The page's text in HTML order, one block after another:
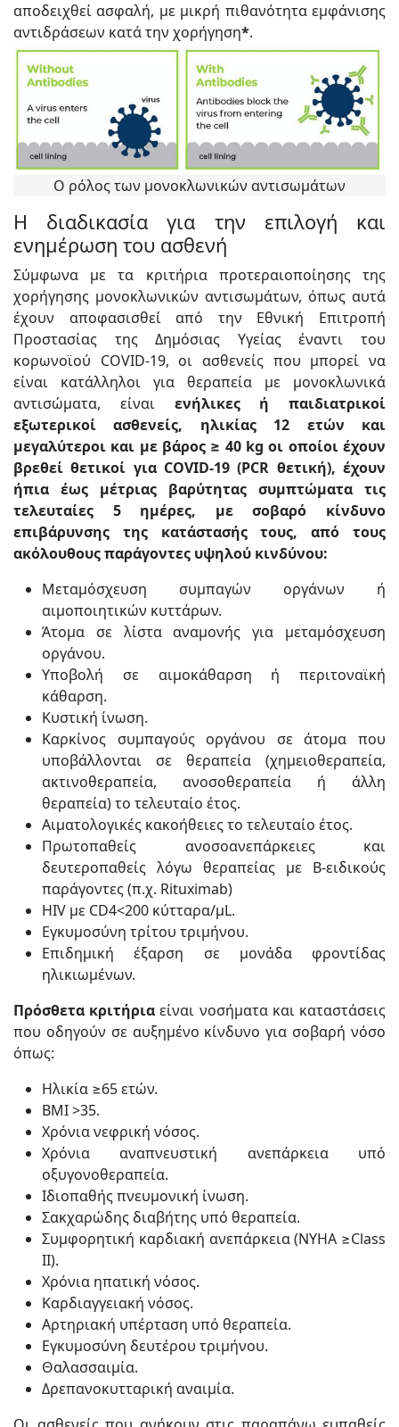
αποδειχθεί ασφαλή, με μικρή πιθανότητα εμφάνισης
αντιδράσεων κατά την χορήγηση*.
Ο ρόλος των μονοκλωνικών αντισωμάτων
Η διαδικασία για την επιλογή και
ενημέρωση του ασθενή
Σύμφωνα με τα κριτήρια προτεραιοποίησης της
χορήγησης μονοκλωνικών αντισωμάτων, όπως αυτά
έχουν αποφασισθεί από την Εθνική Επιτροπή
Προστασίας της Δημόσιας Υγείας έναντι του
κορωνοϊού COVID-19, οι ασθενείς που μπορεί να
είναι κατάλληλοι για θεραπεία με μονοκλωνικά
αντισώματα, είναι ενήλικες ή παιδιατρικοί
εξωτερικοί ασθενείς, ηλικίας 12 ετών και
μεγαλύτεροι και με βάρος ≥ 40 kg οι οποίοι έχουν
βρεθεί θετικοί για COVID-19 (PCR θετική), έχουν
ήπια έως μέτριας βαρύτητας συμπτώματα τις
τελευταίες 5 ημέρες, με σοβαρό κίνδυνο
επιβάρυνσης της κατάστασής τους, από τους
ακόλουθους παράγοντες υψηλού κινδύνου:
Μεταμόσχευση συμπαγών οργάνων ή
αιμοποιητικών κυττάρων.
Άτομα σε λίστα αναμονής για μεταμόσχευση
οργάνου.
Υποβολή σε αιμοκάθαρση ή περιτοναϊκή
κάθαρση.
Κυστική ίνωση.
Καρκίνος συμπαγούς οργάνου σε άτομα που
υποβάλλονται σε θεραπεία (χημειοθεραπεία,
ακτινοθεραπεία, ανοσοθεραπεία ή άλλη
θεραπεία) το τελευταίο έτος.
Αιματολογικές κακοήθειες το τελευταίο έτος.
Πρωτοπαθείς ανοσοανεπάρκειες και
δευτεροπαθείς λόγω θεραπείας με Β-ειδικούς
παράγοντες (π.χ. Rituximab)
HIV με CD4<200 κύτταρα/μL.
Εγκυμοσύνη τρίτου τριμήνου.
Επιδημική έξαρση σε μονάδα φροντίδας
ηλικιωμένων.
Πρόσθετα κριτήρια είναι νοσήματα και καταστάσεις
που οδηγούν σε αυξημένο κίνδυνο για σοβαρή νόσο
όπως:
Ηλικία ≥65 ετών.
BMI >35.
Χρόνια νεφρική νόσος.
Χρόνια αναπνευστική ανεπάρκεια υπό
οξυγονοθεραπεία.
Ιδιοπαθής πνευμονική ίνωση.
Σακχαρώδης διαβήτης υπό θεραπεία.
Συμφορητική καρδιακή ανεπάρκεια (ΝΥΗΑ ≥Class
II).
Χρόνια ηπατική νόσος.
Καρδιαγγειακή νόσος.
Αρτηριακή υπέρταση υπό θεραπεία.
Εγκυμοσύνη δευτέρου τριμήνου.
Θαλασσαιμία.
Δρεπανοκυτταρική αναιμία.